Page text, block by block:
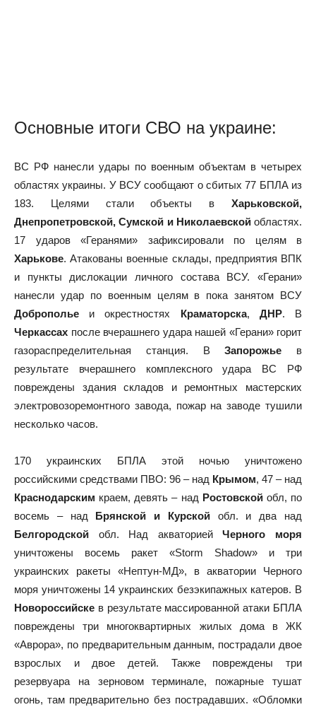
Основные итоги СВО на украине:
ВС РФ нанесли удары по военным объектам в четырех
областях украины. У ВСУ сообщают о сбитых 77 БПЛА из
183. Целями стали объекты в Харьковской,
Днепропетровской, Сумской и Николаевскойобластях.
17 ударов «Геранями» зафиксировали по целям в
Харькове. Атакованы военные склады, предприятия ВПК
и пункты дислокации личного состава ВСУ. «Герани»
нанесли удар по военным целям в пока занятом ВСУ
Доброполье и окрестностях Краматорска, ДНР. В
Черкассах после вчерашнего удара нашей «Герани» горит
газораспределительная станция. ВЗапорожье в
результате вчерашнего комплексного удара ВС РФ
повреждены здания складов и ремонтных мастерских
электровозоремонтного завода, пожар на заводе тушили
несколько часов.
170 украинских БПЛА этой ночью уничтожено
российскими средствами ПВО: 96 – над Крымом, 47 – над
Краснодарским краем, девять – над Ростовскойобл, по
восемь – над Брянской и Курскойобл. и два над
Белгородской обл. Над акваториейЧерного моря
уничтожены восемь ракет «Storm Shadow» и три
украинских ракеты «Нептун-МД», в акватории Черного
моря уничтожены 14 украинских безэкипажных катеров. В
Новороссийске в результате массированной атаки БПЛА
повреждены три многоквартирных жилых дома в ЖК
«Аврора», по предварительным данным, пострадали двое
взрослых и двое детей. Также повреждены три
резервуара на зерновом терминале, пожарные тушат
огонь, там предварительно без пострадавших. «Обломки